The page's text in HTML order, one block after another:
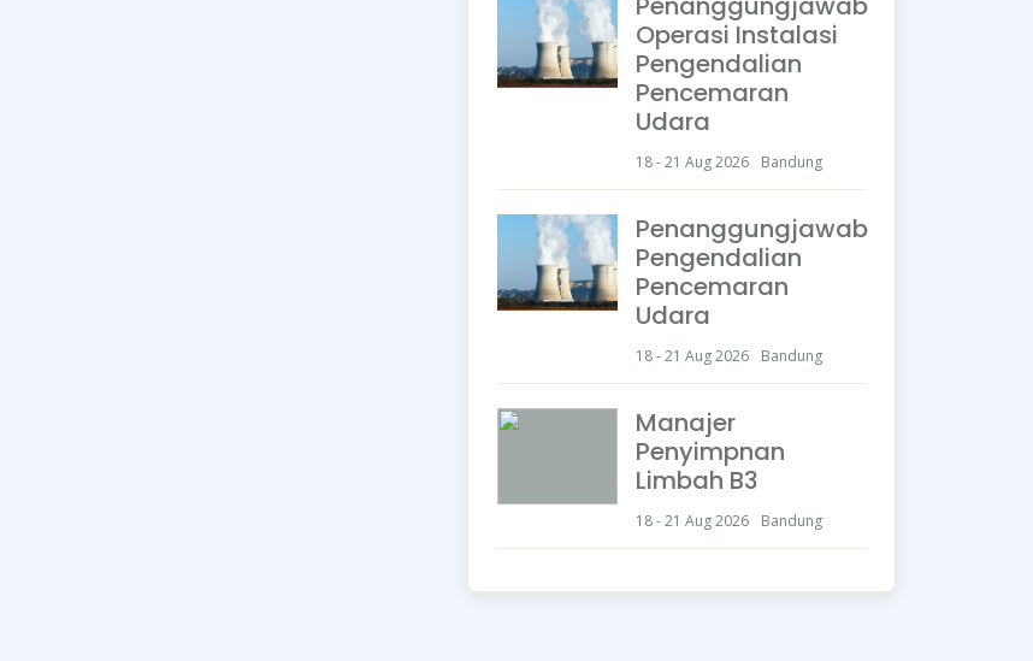
Operasi Instalasi
Pengendalian
Pencemaran
Udara
18 - 21 Aug 2026 Bandung
Penanggungjawab
Pengendalian
Pencemaran
Udara
18 - 21 Aug 2026 Bandung
Manajer
Penyimpnan
Limbah B3
18 - 21 Aug 2026 Bandung